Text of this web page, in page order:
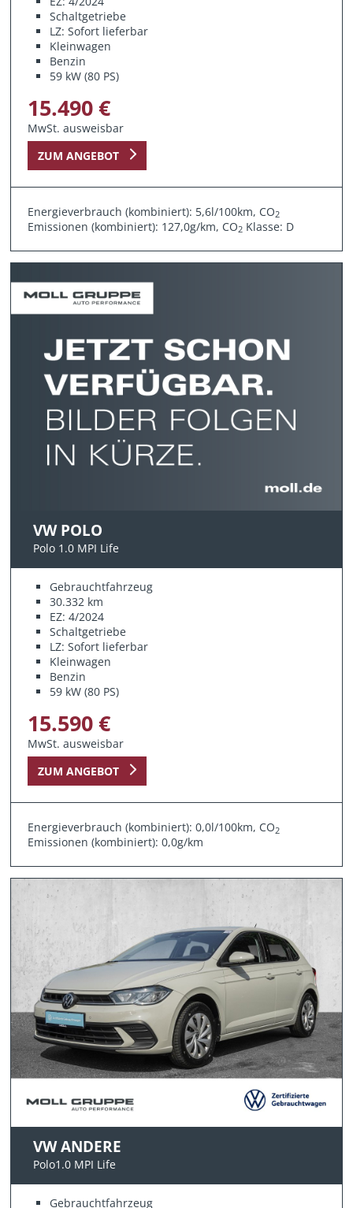
Schaltgetriebe
LZ: Sofort lieferbar
Kleinwagen
Benzin
59 kW (80 PS)
15.490 €
MwSt. ausweisbar
ZUM ANGEBOT
Energieverbrauch (kombiniert): 5,6l/100km, CO2
Emissionen (kombiniert): 127,0g/km, CO2 Klasse: D
VW POLO
Polo 1.0 MPI Life
Gebrauchtfahrzeug
30.332 km
EZ: 4/2024
Schaltgetriebe
LZ: Sofort lieferbar
Kleinwagen
Benzin
59 kW (80 PS)
15.590 €
MwSt. ausweisbar
ZUM ANGEBOT
Energieverbrauch (kombiniert): 0,0l/100km, CO2
Emissionen (kombiniert): 0,0g/km
VW ANDERE
Polo1.0 MPI Life
Gebrauchtfahrzeug